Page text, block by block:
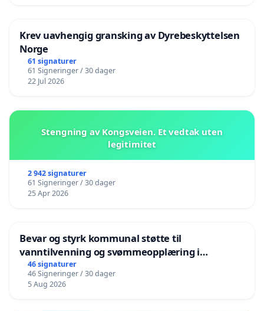
Krev uavhengig gransking av Dyrebeskyttelsen
Norge
61 signaturer
61 Signeringer / 30 dager
22 Jul 2026
Stengning av Kongsveien. Et vedtak uten
legitimitet
2 942 signaturer
61 Signeringer / 30 dager
25 Apr 2026
Bevar og styrk kommunal støtte til
vanntilvenning og svømmeopplæring i
barnehagene i Haugesund
46 signaturer
46 Signeringer / 30 dager
5 Aug 2026